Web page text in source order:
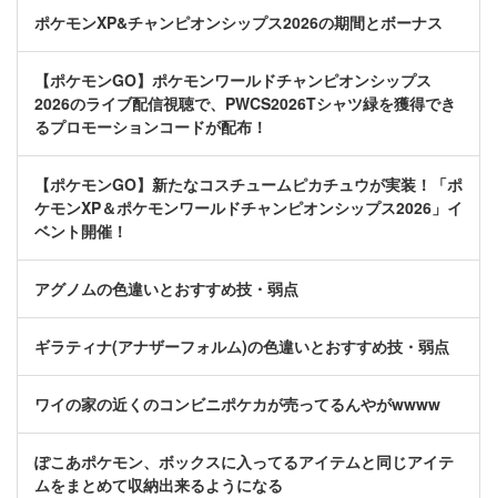
ポケモンXP&チャンピオンシップス2026の期間とボーナス
【ポケモンGO】ポケモンワールドチャンピオンシップス
2026のライブ配信視聴で、PWCS2026Tシャツ緑を獲得でき
るプロモーションコードが配布！
【ポケモンGO】新たなコスチュームピカチュウが実装！「ポ
ケモンXP＆ポケモンワールドチャンピオンシップス2026」イ
ベント開催！
アグノムの色違いとおすすめ技・弱点
ギラティナ(アナザーフォルム)の色違いとおすすめ技・弱点
ワイの家の近くのコンビニポケカが売ってるんやがwwww
ぽこあポケモン、ボックスに入ってるアイテムと同じアイテ
ムをまとめて収納出来るようになる